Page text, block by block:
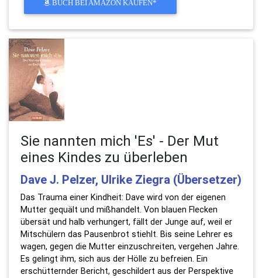
BUCH BEI AMAZON KAUFEN*
Sie nannten mich 'Es' - Der Mut
eines Kindes zu überleben
Dave J. Pelzer, Ulrike Ziegra (Übersetzer)
Das Trauma einer Kindheit: Dave wird von der eigenen
Mutter gequält und mißhandelt. Von blauen Flecken
übersät und halb verhungert, fällt der Junge auf, weil er
Mitschülern das Pausenbrot stiehlt. Bis seine Lehrer es
wagen, gegen die Mutter einzuschreiten, vergehen Jahre.
Es gelingt ihm, sich aus der Hölle zu befreien. Ein
erschütternder Bericht, geschildert aus der Perspektive